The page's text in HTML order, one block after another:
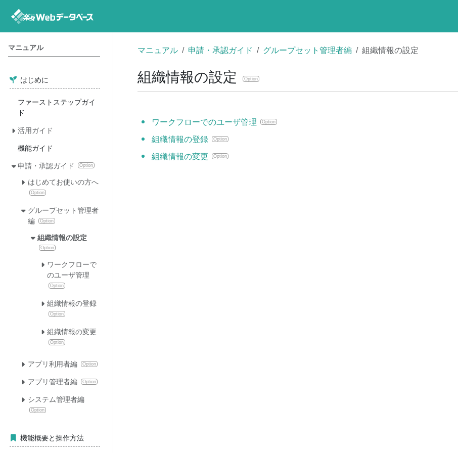
マニュアル
はじめに
ファーストステップガイ
ド
活用ガイド
機能ガイド
申請・承認ガイド Option
はじめてお使いの方へ
Option
グループセット管理者
編
Option
組織情報の設定
Option
ワークフローで
のユーザ管理
Option
組織情報の登録
Option
組織情報の変更
Option
アプリ利用者編 Option
アプリ管理者編 Option
システム管理者編
Option
機能概要と操作方法
マニュアル 申請・承認ガイド グループセット管理者編 組織情報の設定
組織情報の設定 Option
ワークフローでのユーザ管理 Option
組織情報の登録 Option
組織情報の変更 Option